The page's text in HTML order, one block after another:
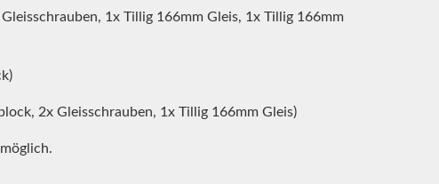
1x Tillig 166mm Gleis, 1x Tillig 166mm
2x Gleisschrauben, 1x Tillig 166mm Gleis)